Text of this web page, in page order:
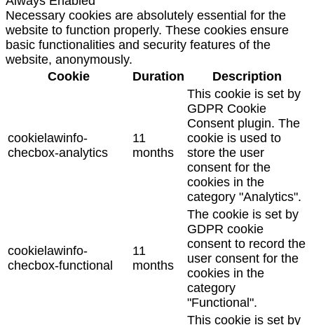
Necessary cookies are absolutely essential for the
website to function properly. These cookies ensure
basic functionalities and security features of the
website, anonymously.
Cookie
Duration Description
cookielawinfo-
checbox-analytics
11
months
This cookie is set by
GDPR Cookie
Consent plugin. The
cookie is used to
store the user
consent for the
cookies in the
category "Analytics".
cookielawinfo-
checbox-functional
11
months
The cookie is set by
GDPR cookie
consent to record the
user consent for the
cookies in the
category
"Functional".
This cookie is set by